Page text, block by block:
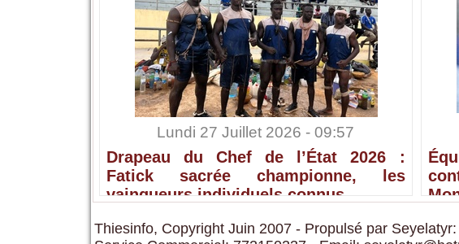
Lundi 27 Juillet 2026 - 09:57
Drapeau du Chef de l’État 2026 :
Fatick sacrée championne, les
vainqueurs individuels connus
Thiesinfo, Copyright Juin 2007 - Propulsé par